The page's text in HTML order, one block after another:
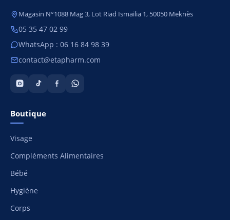
Magasin N°1088 Mag 3, Lot Riad Ismailia 1, 50050 Meknès
05 35 47 02 99
WhatsApp : 06 16 84 98 39
contact@etapharm.com
Boutique
Visage
Compléments Alimentaires
Bébé
Hygiène
Corps